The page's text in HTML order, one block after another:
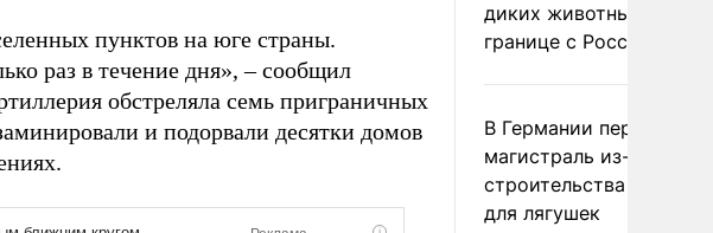
пунктов на юге страны.
раз в течение дня», – сообщил
обстреляла семь приграничных
и подорвали десятки домов
диких животных на
границе с Россией
В Германии перекрыли
магистраль из-за
строительства
для лягушек